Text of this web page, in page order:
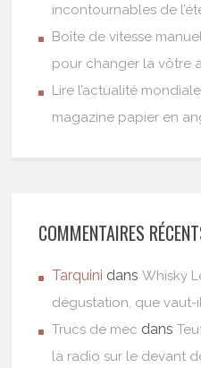
incontournables de
Boîte de vitesse
pour changer la vôtre
Lire l’actualité
magazine papier en
COMMENTAIRES
Tarquini dansWhisky
dégustation, que vaut-
Trucs de mec dans
la radio sur le devant